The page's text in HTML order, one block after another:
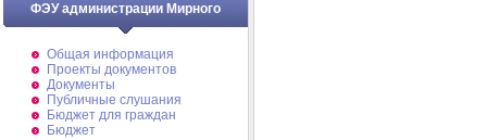
ФЭУ администрации Мирного
Общая информация
Проекты документов
Документы
Публичные слушания
Бюджет для граждан
Бюджет